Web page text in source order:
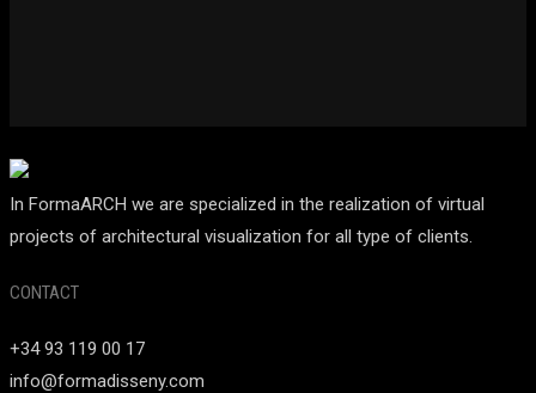
In FormaARCH we are specialized in the realization of virtual
projects of architectural visualization for all type of clients.
CONTACT
+34 93 119 00 17
info@formadisseny.com